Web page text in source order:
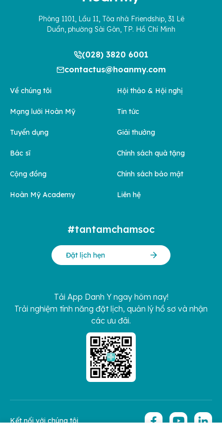
Phòng 1101, Lầu 11, Tòa nhà Friendship, 31 Lê
Duẩn, phường Sài Gòn, TP. Hồ Chí Minh
(028) 3820 6001
contactus@hoanmy.com
Về chúng tôi
Mạng lưới Hoàn Mỹ
Tuyển dụng
Bác sĩ
Cộng đồng
Hoàn Mỹ Academy
Hội thảo & Hội nghị
Tin tức
Giải thưởng
Chính sách quà tặng
Chính sách bảo mật
Liên hệ
#tantamchamsoc
Đặt lịch hẹn
Tải App Danh Y ngay hôm nay!
Trải nghiệm tính năng đặt lịch, quản lý hồ sơ và nhận
các ưu đãi.
Kết nối với chúng tôi